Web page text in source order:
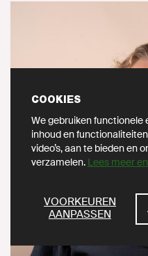
COOKIES
We gebruiken functionele
inhoud en
video’s, aan te bieden en
verzamelen. Lees meer
VOORKEUREN
AANPASSEN
ZOEKEN